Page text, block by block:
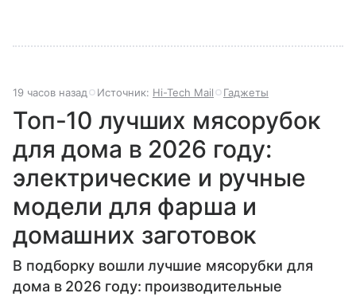
19 часов назад Источник: Hi-Tech Mail Гаджеты
Топ-10 лучших мясорубок
для дома в 2026 году:
электрические и ручные
модели для фарша и
домашних заготовок
В подборку вошли лучшие мясорубки для
дома в 2026 году: производительные